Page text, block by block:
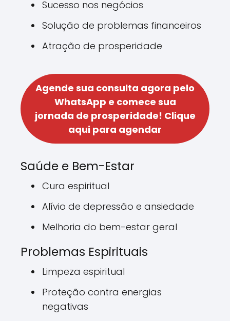
Sucesso nos negócios
Solução de problemas financeiros
Atração de prosperidade
Agende sua consulta agora pelo
WhatsApp e comece sua
jornada de prosperidade! Clique
aqui para agendar
Saúde e Bem-Estar
Cura espiritual
Alívio de depressão e ansiedade
Melhoria do bem-estar geral
Problemas Espirituais
Limpeza espiritual
Proteção contra energias
negativas